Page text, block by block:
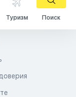
Туризм Поиск